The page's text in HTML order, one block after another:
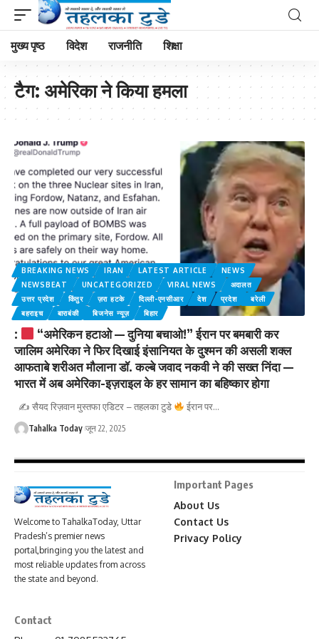
मुख्य पृष्ठ विदेश राजनीति शिक्षा
टैग: अमेरिका ने किया हमला
BREAKING NEWS IRAN LATEST ARTICLE
NEWS
NEWSBEAT
UNCATEGORIZED VIRAL NEWS
अदालत
उत्तर प्रदेश
किंतुर ज़रा हटके दिल्ली-एनसीआर देश प्रदेश
बरेली
बहराइच
बाराबंकी बिजनेस न्यूज़ बिहार
:
“अमेरिकन हटाओ — दुनिया बचाओ!” ईरान पर बमबारी कर
जालिम अमेरिका ने फिर दिखाई इंसानियत के दुश्मन की असली शक्ल
आफताबे शरीअत मौलाना डॉ. कल्बे जवाद नकवी ने की सख्त निंदा —
भारत में अब अमेरिका-इज़राइल के हर सामान का बहिष्कार होगा
✍ सैयद रिज़वान मुस्तफा एडिटर – तहलका टुडे ईरान पर…
Tahalka Today जून 22, 2025
Welcome to TahalkaToday, Uttar
Pradesh’s premier news
portal,bringing you the latest and
most reliable updates from across
the state and beyond.
Important Pages
About Us
Contact Us
Privacy Policy
Contact